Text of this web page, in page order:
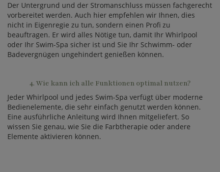
Der Untergrund und der Stromanschluss müssen fachgerecht
vorbereitet werden. Auch hier empfehlen wir Ihnen, dies
nicht in Eigenregie zu tun, sondern einen Profi zu
beauftragen. Er wird alles Nötige tun, damit Ihr Whirlpool
oder Ihr Swim-Spa sicher ist und Sie Ihr Schwimm- oder
Badevergnügen ungehindert genießen können.
4. Wie kann ich alle Funktionen optimal nutzen?
Jeder Whirlpool und jedes Swim-Spa verfügt über moderne
Bedienelemente, die sehr einfach genutzt werden können.
Eine ausführliche Anleitung wird Ihnen mitgeliefert. So
wissen Sie genau, wie Sie die Farbtherapie oder andere
Elemente aktivieren können.